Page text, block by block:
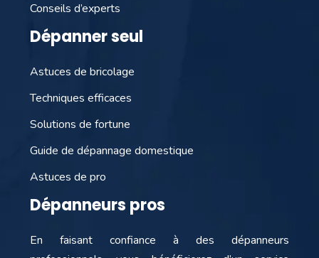
Conseils d’experts
Dépanner seul
Astuces de bricolage
Techniques efficaces
Solutions de fortune
Guide de dépannage domestique
Astuces de pro
Dépanneurs pros
En faisant confiance à des dépanneurs